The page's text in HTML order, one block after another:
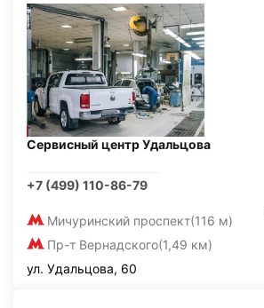
Сервисный центр Удальцова
+7 (499) 110-86-79
Мичуринский проспект(116 м)
Пр-т Вернадского(1,49 км)
ул. Удальцова, 60